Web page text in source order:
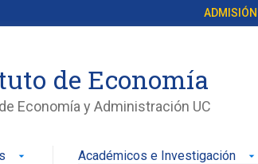
ADMISIÓN
de Economía
Economía y Administración UC
arrow_drop_down Académicos e Investigación arrow_drop_down